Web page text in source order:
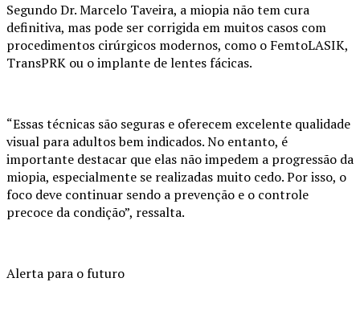
Segundo Dr. Marcelo Taveira, a miopia não tem cura
definitiva, mas pode ser corrigida em muitos casos com
procedimentos cirúrgicos modernos, como o FemtoLASIK,
TransPRK ou o implante de lentes fácicas.
“Essas técnicas são seguras e oferecem excelente qualidade
visual para adultos bem indicados. No entanto, é
importante destacar que elas não impedem a progressão da
miopia, especialmente se realizadas muito cedo. Por isso, o
foco deve continuar sendo a prevenção e o controle
precoce da condição”, ressalta.
Alerta para o futuro